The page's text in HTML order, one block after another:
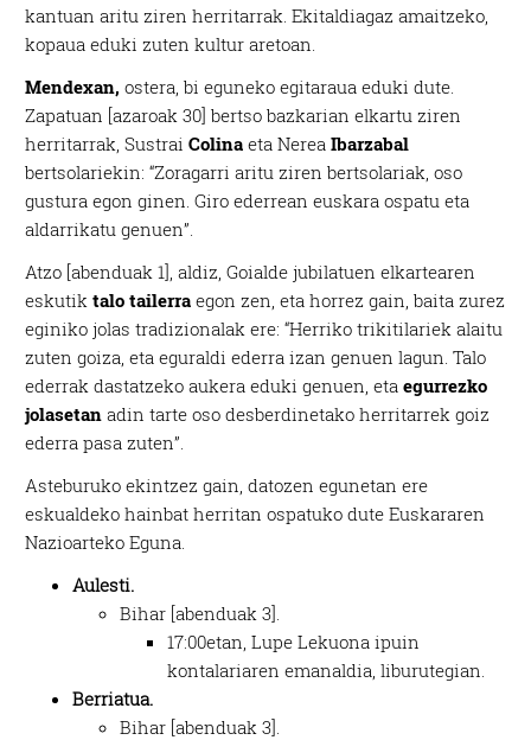
kantuan aritu ziren herritarrak. Ekitaldiagaz amaitzeko,
kopaua eduki zuten kultur aretoan.
Mendexan, ostera, bi eguneko egitaraua eduki dute.
Zapatuan [azaroak 30] bertso bazkarian elkartu ziren
herritarrak, SustraiColina eta NereaIbarzabal
bertsolariekin: “Zoragarri aritu ziren bertsolariak, oso
gustura egon ginen. Giro ederrean euskara ospatu eta
aldarrikatu genuen”.
Atzo [abenduak 1], aldiz, Goialde jubilatuen elkartearen
eskutiktalo tailerra egon zen, eta horrez gain, baita zurez
eginiko jolas tradizionalak ere: “Herriko trikitilariek alaitu
zuten goiza, eta eguraldi ederra izan genuen lagun. Talo
ederrak dastatzeko aukera eduki genuen, etaegurrezko
jolasetan adin tarte oso desberdinetako herritarrek goiz
ederra pasa zuten”.
Asteburuko ekintzez gain, datozen egunetan ere
eskualdeko hainbat herritan ospatuko dute Euskararen
Nazioarteko Eguna.
Aulesti.
Bihar [abenduak 3].
17:00etan, Lupe Lekuona ipuin
kontalariaren emanaldia, liburutegian.
Berriatua.
Bihar [abenduak 3].